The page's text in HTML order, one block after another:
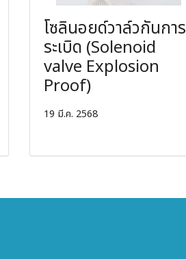
โซลินอยด์วาล์วกันการ
ระเบิด (Solenoid
valve Explosion
Proof)
19 มี.ค. 2568